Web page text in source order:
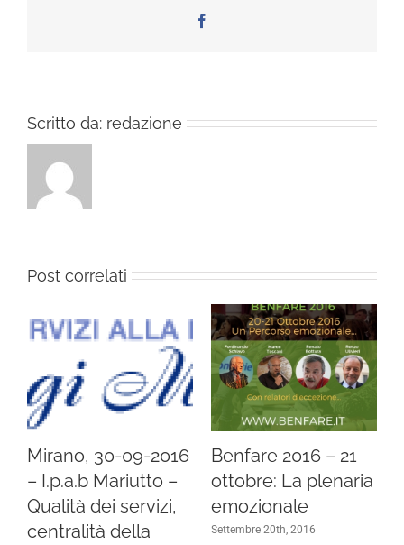
Scritto da: redazione
Post correlati
Mirano, 30-09-2016
– I.p.a.b Mariutto –
Qualità dei servizi,
centralità della
Benfare 2016 – 21
ottobre: La plenaria
emozionale
Settembre 20th, 2016